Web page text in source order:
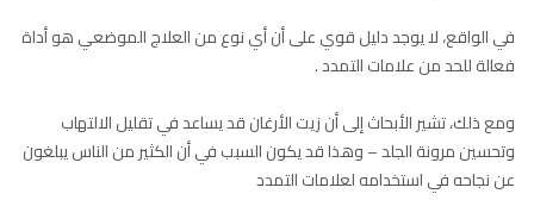
في الواقع، لا يوجد دليل قوي على أن أي نوع من العلاج الموضعي هو أداة
فعالة للحد من علامات التمدد .
ومع ذلك، تشير الأبحاث إلى أن زيت الأرغان قد يساعد في تقليل الالتهاب
وتحسين مرونة الجلد – وهذا قد يكون السبب في أن الكثير من الناس يبلغون
عن نجاحه في استخدامه لعلامات التمدد